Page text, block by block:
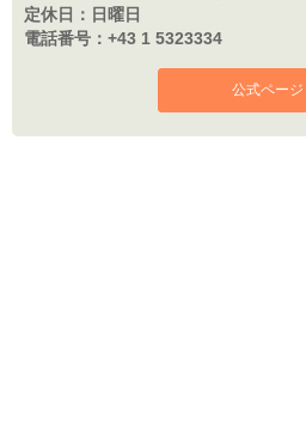
定休日： 日曜日
電話番号： +43 1 5323334
公式ページ